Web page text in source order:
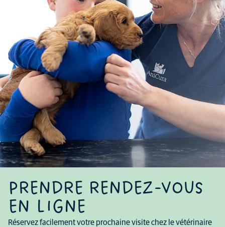
PRENDRE RENDEZ-VOUS
EN LIGNE
Réservez facilement votre prochaine visite chez le vétérinaire